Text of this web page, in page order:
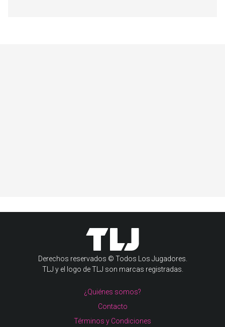
Derechos reservados © Todos Los Jugadores.
TLJ y el logo de TLJ son marcas registradas.
¿Quiénes somos?
Contacto
Términos y Condiciones